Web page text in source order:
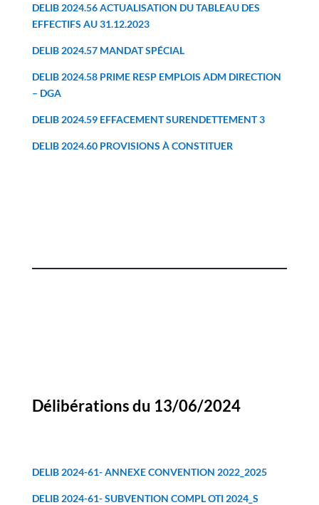
DELIB 2024.56 ACTUALISATION DU TABLEAU DES
EFFECTIFS AU 31.12.2023
DELIB 2024.57 MANDAT SPÉCIAL
DELIB 2024.58 PRIME RESP EMPLOIS ADM DIRECTION
– DGA
DELIB 2024.59 EFFACEMENT SURENDETTEMENT 3
DELIB 2024.60 PROVISIONS À CONSTITUER
Délibérations du 13/06/2024
DELIB 2024-61- ANNEXE CONVENTION 2022_2025
DELIB 2024-61- SUBVENTION COMPL OTI 2024_S